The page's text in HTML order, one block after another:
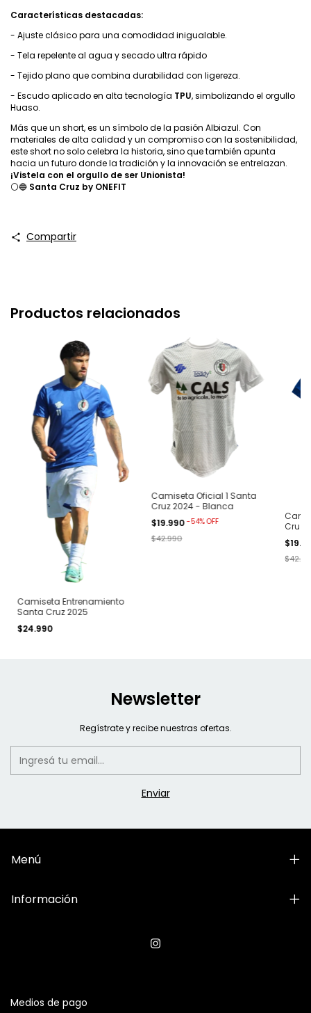
Características destacadas:
- Ajuste clásico para una comodidad inigualable.
- Tela repelente al agua y secado ultra rápido
- Tejido plano que combina durabilidad con ligereza.
- Escudo aplicado en alta tecnología TPU, simbolizando el orgullo
Huaso.
Más que un short, es un símbolo de la pasión Albiazul. Con
materiales de alta calidad y un compromiso con la sostenibilidad,
este short no solo celebra la historia, sino que también apunta
hacia un futuro donde la tradición y la innovación se entrelazan.
¡Vistela con el orgullo de ser Unionista!
⚪🔵 Santa Cruz by ONEFIT
Compartir
Productos relacionados
Camiseta Entrenamiento
Santa Cruz 2025
$24.990
Camiseta Oficial 1 Santa
Cruz 2024 - Blanca
$19.990-54%OFF
$42.990
Cruz
Newsletter
Regístrate y recibe nuestras ofertas.
Menú
Información
Medios de pago